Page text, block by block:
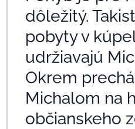
dôležitý.
pobyty v
udržiavajú
Okrem
Michalom na
občianskeho